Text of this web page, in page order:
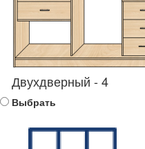
Двухдверный - 4
Выбрать